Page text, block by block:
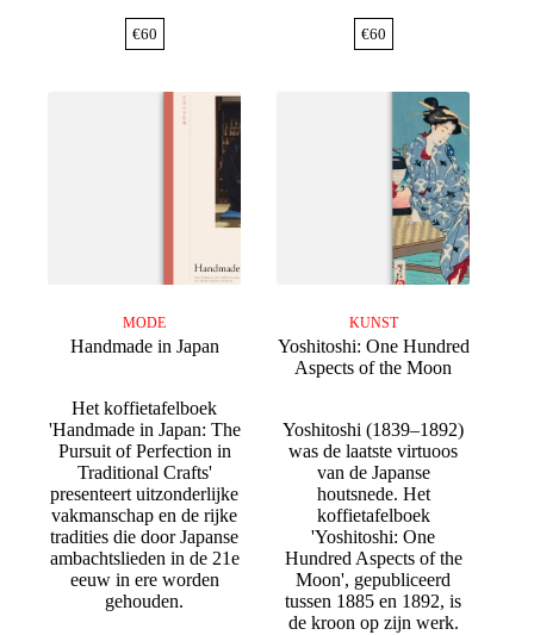
€60 €60
MODE
Handmade in Japan
Het koffietafelboek
'Handmade in Japan: The
Pursuit of Perfection in
Traditional Crafts'
presenteert uitzonderlijke
vakmanschap en de rijke
tradities die door Japanse
ambachtslieden in de 21e
eeuw in ere worden
gehouden.
KUNST
Yoshitoshi: One Hundred
Aspects of the Moon
Yoshitoshi (1839–1892)
was de laatste virtuoos
van de Japanse
houtsnede. Het
koffietafelboek
'Yoshitoshi: One
Hundred Aspects of the
Moon', gepubliceerd
tussen 1885 en 1892, is
de kroon op zijn werk.